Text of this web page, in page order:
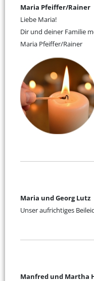
Maria Pfeiffer/Rainer
Liebe Maria!
Dir und deiner Familie
Maria Pfeiffer/Rainer
Maria und Georg Lutz
Unser aufrichtiges
Manfred und Martha